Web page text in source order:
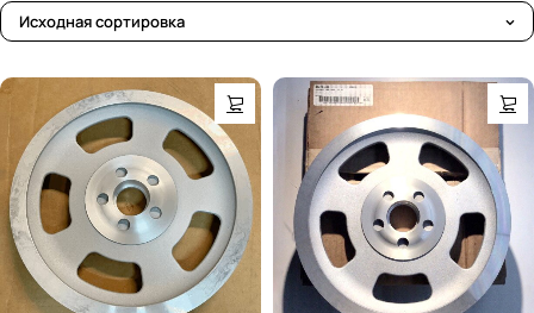
Исходная сортировка